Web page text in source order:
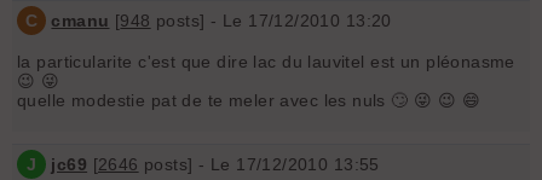
C cmanu [948 posts] - Le 17/12/2010 13:20
la particularite c'est que dire lac du lauvitel est un pléonasme
😉 😜
quelle modestie pat de te meler avec les nuls 🙄 😜 😉 😄
J jc69 [2646 posts] - Le 17/12/2010 13:55